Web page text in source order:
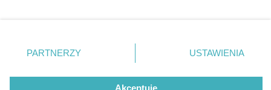
Gliwice
prywatności znajdujący się w lewym dolnym rogu strony
. Niektóre rodzaje przetwarzania danych nie wymagają
zgody użytkownika, ale masz prawo sprzeciwić się
takiemu przetwarzaniu. Preferencje będą miały
PARTNERZY USTAWIENIA
Akceptuję